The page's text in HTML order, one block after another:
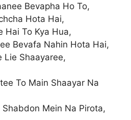
Bevapha Ho To,
Hota Hai,
Hai To Kya Hua,
Bevafa Nahin Hota Hai,
Lie Shaayaree,
To Main Shaayar Na
Mein Na Pirota,